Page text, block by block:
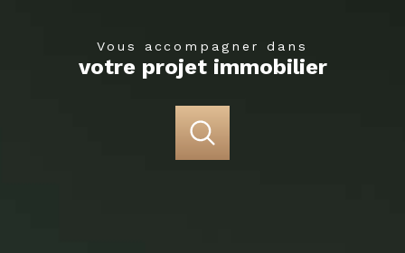
Vous accompagner dans
votre projet immobilier